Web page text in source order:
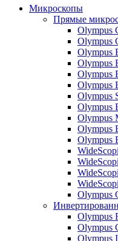
Микроскопы
Прямые
Olympus
Olympus
Olympus
Olympus
Olympus
Olympus
Olympus
Olympus
Olympus
Olympus
Olympus
Olympus
Olympus
Olympus
Olympus